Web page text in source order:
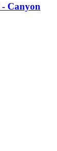
Canyon